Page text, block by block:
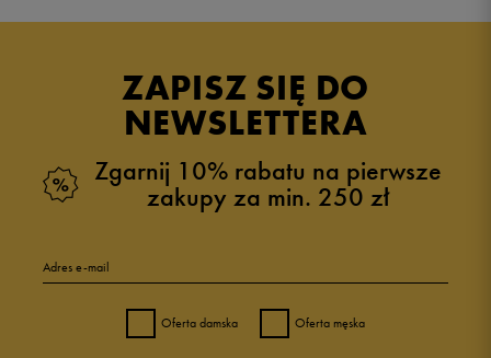
ZAPISZ SIĘ DO
NEWSLETTERA
Zgarnij 10% rabatu na pierwsze
zakupy za min. 250 zł
Adres e-mail
Oferta damska Oferta męska